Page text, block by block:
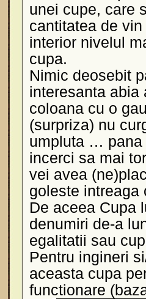
unei cupe, care
cantitatea de
interior nivelul
cupa.
Nimic deosebit
interesanta abia
coloana cu o
(surpriza) nu
umpluta … pana
incerci sa mai
vei avea
goleste intreaga
De aceea Cupa
denumiri de-a
egalitatii sau
Pentru ingineri
aceasta cupa
functionare